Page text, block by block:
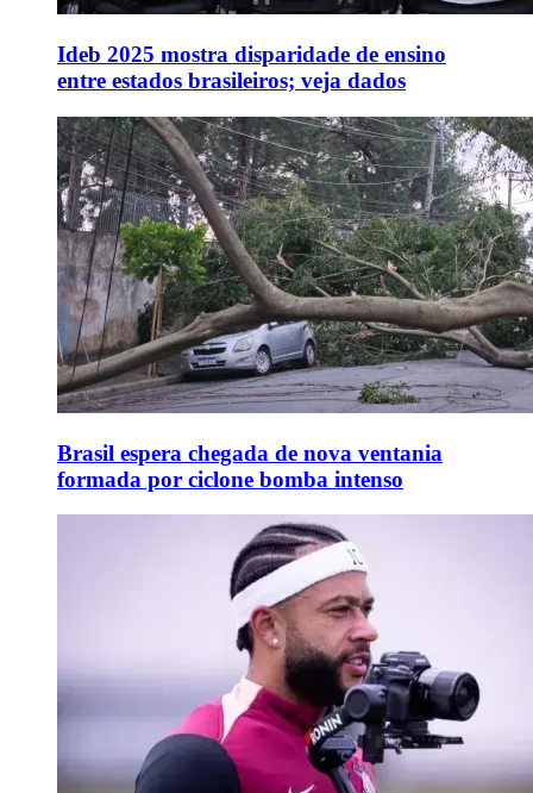
Ideb 2025 mostra disparidade de ensino
entre estados brasileiros; veja dados
Brasil espera chegada de nova ventania
formada por ciclone bomba intenso